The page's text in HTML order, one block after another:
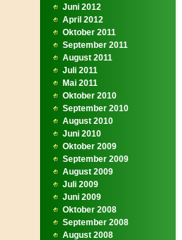
Juni 2012
April 2012
Oktober 2011
September 2011
August 2011
Juli 2011
Mai 2011
Oktober 2010
September 2010
August 2010
Juni 2010
Oktober 2009
September 2009
August 2009
Juli 2009
Juni 2009
Oktober 2008
September 2008
August 2008